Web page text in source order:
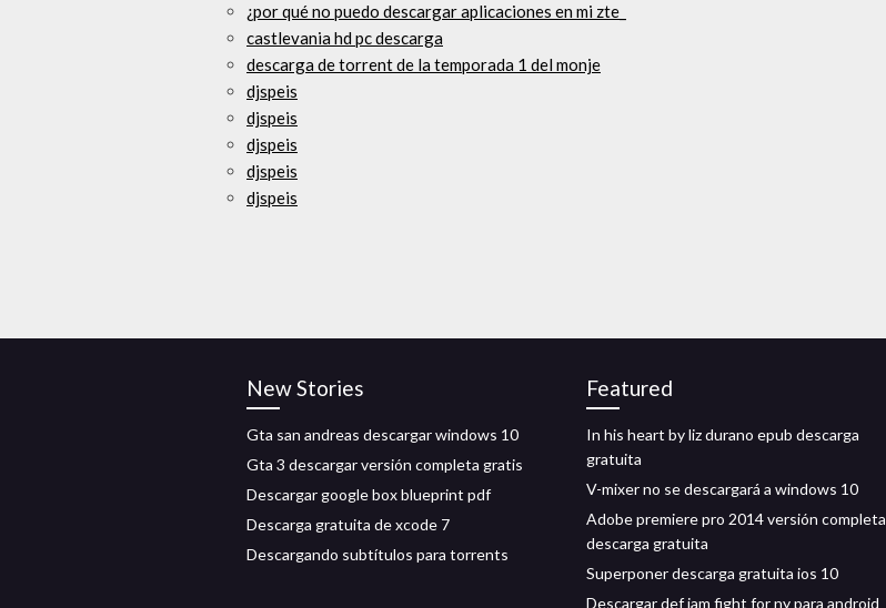
¿por qué no puedo descargar aplicaciones en mi zte_
castlevania hd pc descarga
descarga de torrent de la temporada 1 del monje
djspeis
djspeis
djspeis
djspeis
djspeis
New Stories
Gta san andreas descargar windows 10
Gta 3 descargar versión completa gratis
Descargar google box blueprint pdf
Descarga gratuita de xcode 7
Descargando subtítulos para torrents
Featured
In his heart by liz durano epub descarga
gratuita
V-mixer no se descargará a windows 10
Adobe premiere pro 2014 versión completa
descarga gratuita
Superponer descarga gratuita ios 10
Descargar def jam fight for ny para android